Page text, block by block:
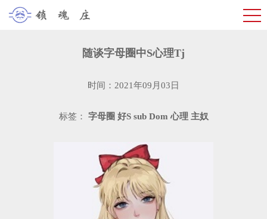
随谈字母圈中S心理Tj
时间：2021年09月03日
标签： 字母圈 好S sub Dom 心理 主奴